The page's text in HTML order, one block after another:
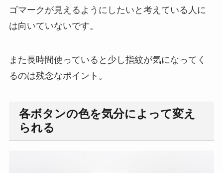
ゴマークが見えるようにしたいと考えている人に
は向いていないです。
また長時間使っていると少し指紋が気になってく
るのは残念なポイント。
各ボタンの色を気分によって変え
られる